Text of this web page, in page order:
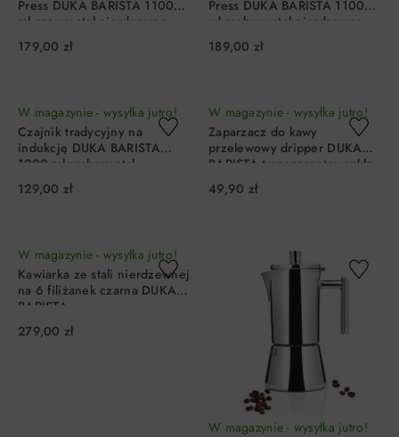
Press DUKA BARISTA 1100
ml czarny stal nierdzewna
179,00 zł
Press DUKA BARISTA 1100
ml srebrny stal nierdzewna
189,00 zł
W magazynie - wysyłka jutro!
Czajnik tradycyjny na
indukcję DUKA BARISTA
1200 ml srebrny stal
nierdzewna
129,00 zł
W magazynie - wysyłka jutro!
Zaparzacz do kawy
przelewowy dripper DUKA
BARISTA transparentny szkło
49,90 zł
W magazynie - wysyłka jutro!
Kawiarka ze stali nierdzewnej
na 6 filiżanek czarna DUKA
BARISTA
279,00 zł
W magazynie - wysyłka jutro!